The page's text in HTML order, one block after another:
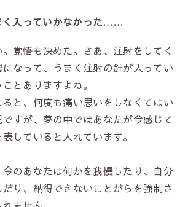
く入っていかなかった……
覚悟も決めた。さあ、注射をしてく
なって、うまく注射の針が入ってい
とありますよね。
と、何度も痛い思いをしなくてはい
すが、夢の中ではあなたが今感じて
していると入れています。
のあなたは何かを我慢したり、自分
り、納得できないことがらを強制さ